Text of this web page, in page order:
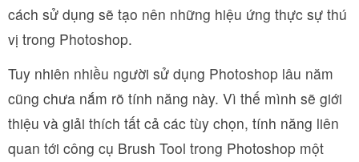
cách sử dụng sẽ tạo nên những hiệu ứng thực sự thú
vị trong Photoshop.
Tuy nhiên nhiều người sử dụng Photoshop lâu năm
cũng chưa nắm rõ tính năng này. Vì thế mình sẽ giới
thiệu và giải thích tất cả các tùy chọn, tính năng liên
quan tới công cụ Brush Tool trong Photoshop một